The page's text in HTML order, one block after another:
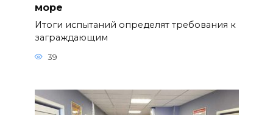
море
Итоги испытаний определят требования к
заграждающим
39